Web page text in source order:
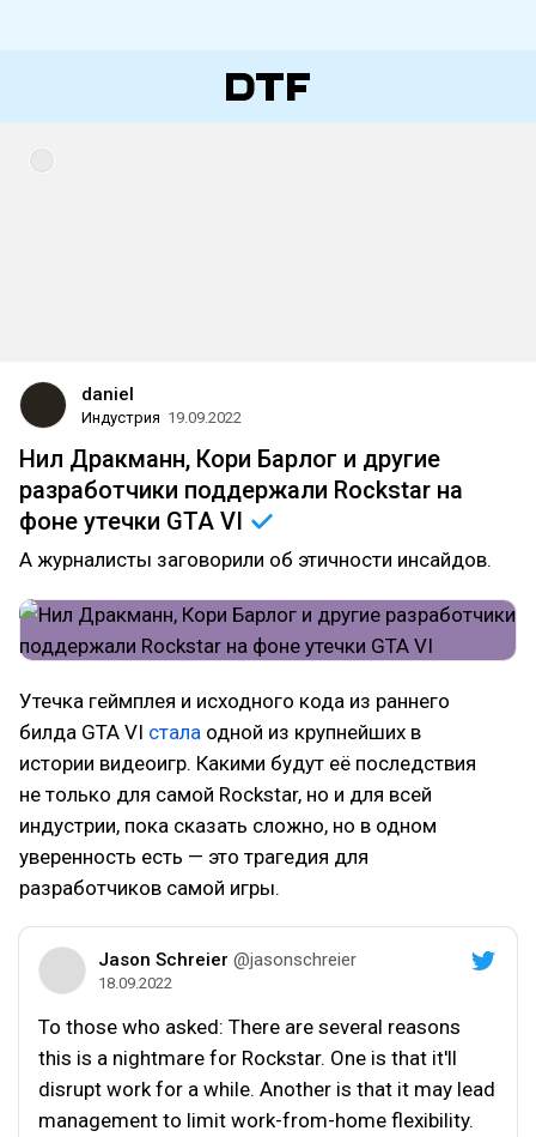
daniel
Индустрия 19.09.2022
Нил Дракманн, Кори Барлог и другие
разработчики поддержали Rockstar на
фоне утечки GTA VI
А журналисты заговорили об этичности инсайдов.
Утечка геймплея и исходного кода из раннего
билда GTA VI стала одной из крупнейших в
истории видеоигр. Какими будут её последствия
не только для самой Rockstar, но и для всей
индустрии, пока сказать сложно, но в одном
уверенность есть — это трагедия для
разработчиков самой игры.
Jason Schreier @jasonschreier
18.09.2022
To those who asked: There are several reasons
this is a nightmare for Rockstar. One is that it'll
disrupt work for a while. Another is that it may lead
management to limit work-from-home flexibility.